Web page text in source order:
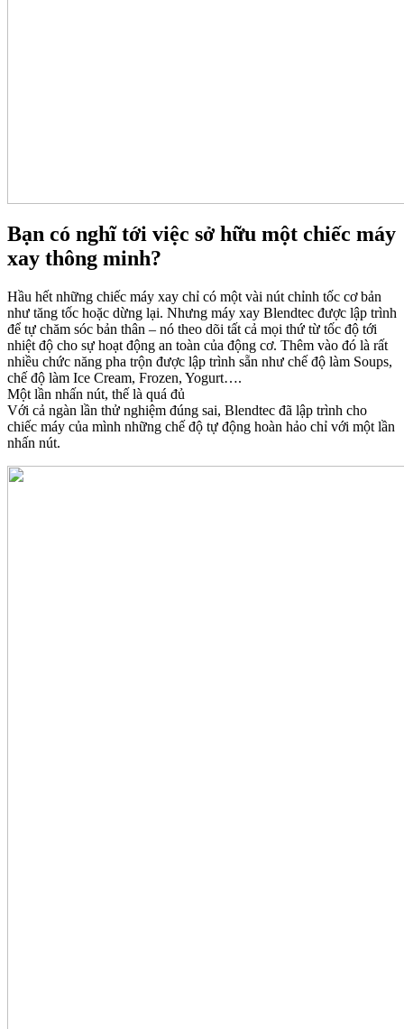
Bạn có nghĩ tới việc sở hữu một chiếc máy
xay thông minh?
Hầu hết những chiếc máy xay chỉ có một vài nút chỉnh tốc cơ bản
như tăng tốc hoặc dừng lại. Nhưng máy xay Blendtec được lập trình
để tự chăm sóc bản thân – nó theo dõi tất cả mọi thứ từ tốc độ tới
nhiệt độ cho sự hoạt động an toàn của động cơ. Thêm vào đó là rất
nhiều chức năng pha trộn được lập trình sẵn như chế độ làm Soups,
chế độ làm Ice Cream, Frozen, Yogurt….
Một lần nhấn nút, thế là quá đủ
Với cả ngàn lần thử nghiệm đúng sai, Blendtec đã lập trình cho
chiếc máy của mình những chế độ tự động hoàn hảo chỉ với một lần
nhấn nút.